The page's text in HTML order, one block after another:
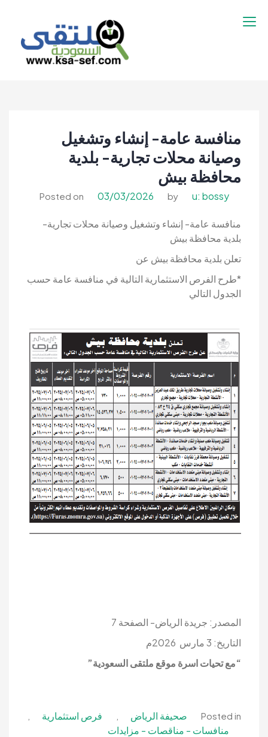
إلى
السعوديه | تنقيب
السعوديه
منافسة عامة- إنشاء وتشغيل
وصيانة محلات تجارية- بلدية
محافظة بيش
Posted on 03/03/2026 by u: bossy
منافسة عامة- إنشاء وتشغيل وصيانة محلات تجارية-
بلدية محافظة بيش
تعلن بلدية محافظة بيش عن
*طرح الفرص الاستثمارية التالية في منافسة عامة حسب
الجدول التالي
المصدر: جريدة الرياض- الصفحة 7
التاريخ: 3 مارس 2026م
“مع تحيات اسرة موقع ملتقى السعودية”
Posted in صحيفة الرياض فرص استثمارية
منافسات - مناقصات - مزايدات